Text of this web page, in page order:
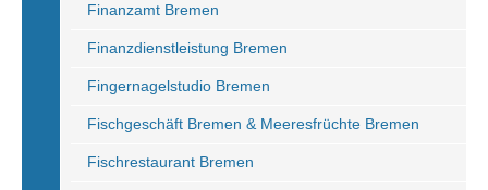
Finanzamt Bremen
Finanzdienstleistung Bremen
Fingernagelstudio Bremen
Fischgeschäft Bremen & Meeresfrüchte Bremen
Fischrestaurant Bremen